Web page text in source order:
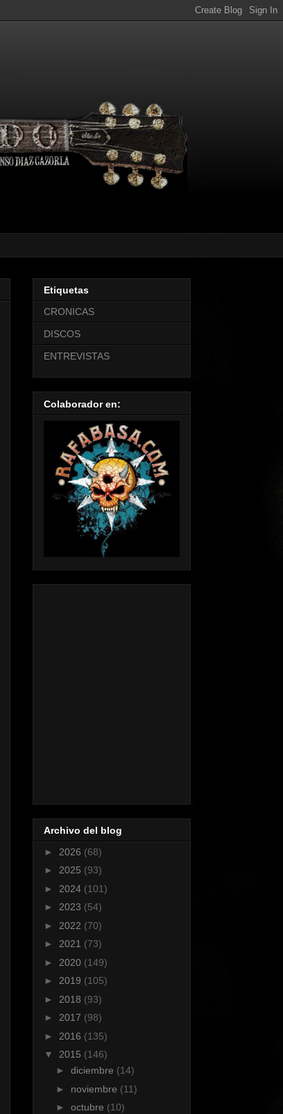
Etiquetas
CRONICAS
DISCOS
ENTREVISTAS
Colaborador en:
Archivo del blog
► 2026 (68)
► 2025 (93)
► 2024 (101)
► 2023 (54)
► 2022 (70)
► 2021 (73)
► 2020 (149)
► 2019 (105)
► 2018 (93)
► 2017 (98)
► 2016 (135)
▼ 2015 (146)
► diciembre (14)
► noviembre (11)
► octubre (10)